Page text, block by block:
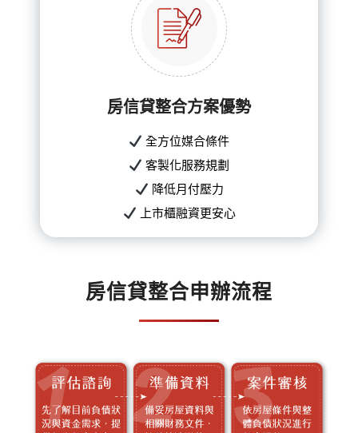
房信貸整合方案優勢
全方位媒合條件
客製化服務規劃
降低月付壓力
上市櫃融資更安心
房信貸整合申辦流程